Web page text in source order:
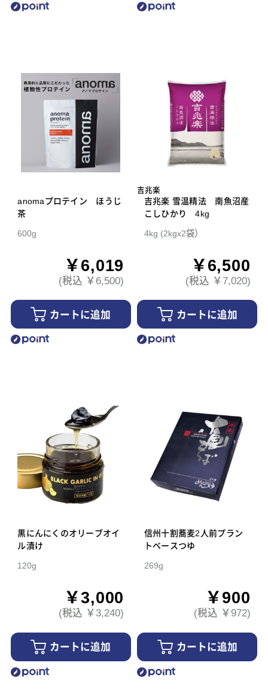
anomaプロテイン ほうじ
茶
600g
￥6,019
(税込 ￥6,500)
カートに追加
吉兆楽
吉兆楽 雪温精法 南魚沼産
こしひかり 4kg
4kg (2kgx2袋）
￥6,500
(税込 ￥7,020)
カートに追加
黒にんにくのオリーブオイ
ル漬け
120g
￥3,000
(税込 ￥3,240)
カートに追加
信州十割蕎麦2人前プラン
トベースつゆ
269g
￥900
(税込 ￥972)
カートに追加